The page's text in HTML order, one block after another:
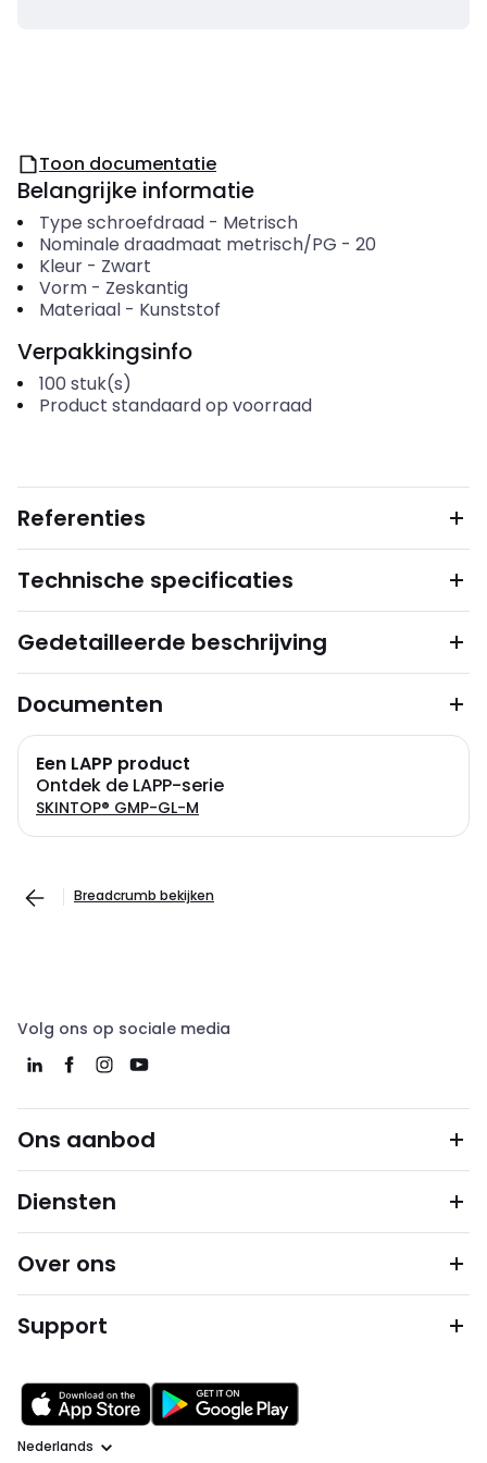
Toon documentatie
Belangrijke informatie
Type schroefdraad- Metrisch
Nominale draadmaat metrisch/PG - 20
Kleur- Zwart
Vorm- Zeskantig
Materiaal- Kunststof
Verpakkingsinfo
100 stuk(s)
Product standaard op voorraad
Referenties
Technische specificaties
Gedetailleerde beschrijving
Documenten
Een LAPP product
Ontdek de LAPP-serie
SKINTOP® GMP-GL-M
Breadcrumb bekijken
Volg ons op sociale media
Ons aanbod
Diensten
Over ons
Support
Taal